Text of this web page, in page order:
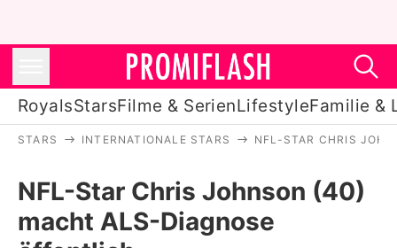
RoyalsStarsFilme & SerienLifestyleFamilie &
Stars
Filme & Serien
STARS INTERNATIONALE STARS NFL-STAR CHRIS
NFL-Star Chris Johnson (40)
macht ALS-Diagnose